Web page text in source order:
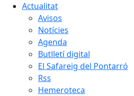
Actualitat
Avisos
Notícies
Agenda
Butlletí digital
El Safareig del Pontarró
Rss
Hemeroteca